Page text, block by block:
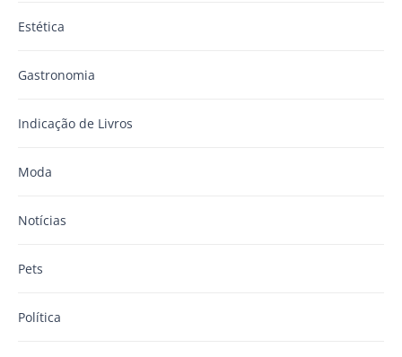
Estética
Gastronomia
Indicação de Livros
Moda
Notícias
Pets
Política